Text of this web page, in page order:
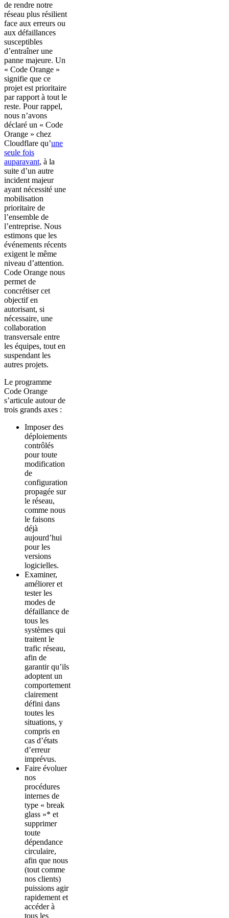
de rendre notre
réseau plus résilient
face aux erreurs ou
aux défaillances
susceptibles
d’entraîner une
panne majeure. Un
« Code Orange »
signifie que ce
projet est prioritaire
par rapport à tout le
reste. Pour rappel,
nous n’avons
déclaré un « Code
Orange » chez
Cloudflare qu’une
seule fois
auparavant, à la
suite d’un autre
incident majeur
ayant nécessité une
mobilisation
prioritaire de
l’ensemble de
l’entreprise. Nous
estimons que les
événements récents
exigent le même
niveau d’attention.
Code Orange nous
permet de
concrétiser cet
objectif en
autorisant, si
nécessaire, une
collaboration
transversale entre
les équipes, tout en
suspendant les
autres projets.
Le programme
Code Orange
s’articule autour de
trois grands axes :
Imposer des
déploiements
contrôlés
pour toute
modification
de
configuration
propagée sur
le réseau,
comme nous
le faisons
déjà
aujourd’hui
pour les
versions
logicielles.
Examiner,
améliorer et
tester les
modes de
défaillance de
tous les
systèmes qui
traitent le
trafic réseau,
afin de
garantir qu’ils
adoptent un
comportement
clairement
défini dans
toutes les
situations, y
compris en
cas d’états
d’erreur
imprévus.
Faire évoluer
nos
procédures
internes de
type « break
glass »* et
supprimer
toute
dépendance
circulaire,
afin que nous
(tout comme
nos clients)
puissions agir
rapidement et
accéder à
tous les